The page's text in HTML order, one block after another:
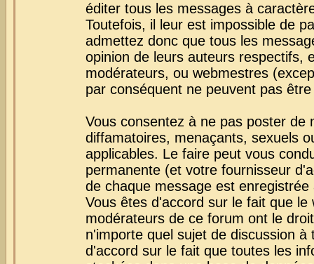
éditer tous les messages à
Toutefois, il leur est impossible de
admettez donc que tous les
opinion de leurs auteurs respectifs,
modérateurs, ou webmestres
par conséquent ne peuvent pas
Vous consentez à ne pas poster de
diffamatoires, menaçants, sexuels
applicables. Le faire peut vous
permanente (et votre fournisseur
de chaque message est
Vous êtes d'accord sur le fait que
modérateurs de ce forum ont le
n'importe quel sujet de discussion
d'accord sur le fait que toutes les